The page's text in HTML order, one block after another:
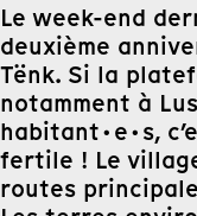
Le week-end
deuxième
Tënk. Si la
notamment à
habitant·e·s,
fertile ! Le
routes